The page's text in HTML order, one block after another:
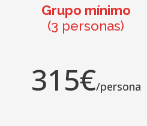
Grupo mínimo
(3 personas)
315€/persona